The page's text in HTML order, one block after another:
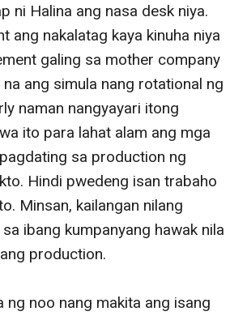
ni Halina ang nasa desk niya.
ang nakalatag kaya kinuha niya
galing sa mother company
na ang simula nang rotational ng
naman nangyayari itong
ito para lahat alam ang mga
sa production ng
Hindi pwedeng isan trabaho
Minsan, kailangan nilang
ibang kumpanyang hawak nila
production.
ng noo nang makita ang isang